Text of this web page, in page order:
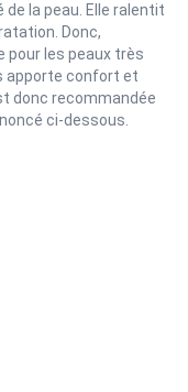
la peau. Elle ralentit
Donc,
les peaux très
apporte confort et
donc recommandée
ci-dessous.